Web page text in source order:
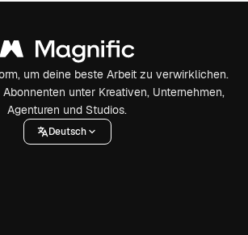
um deine beste Arbeit zu verwirklichen.
unter Kreativen, Unternehmen,
Agenturen und Studios.
Deutsch